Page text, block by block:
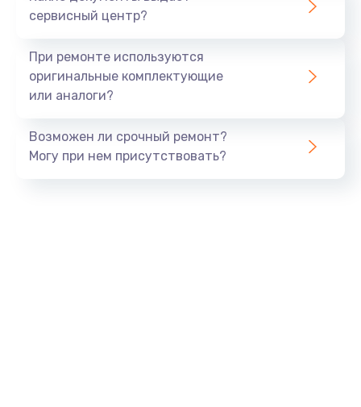
1000 руб.
Замена конденсаторов
2800 руб.
сервисный центр?
При ремонте используются
оригинальные комплектующие
или аналоги?
Возможен ли срочный ремонт?
Могу при нем присутствовать?